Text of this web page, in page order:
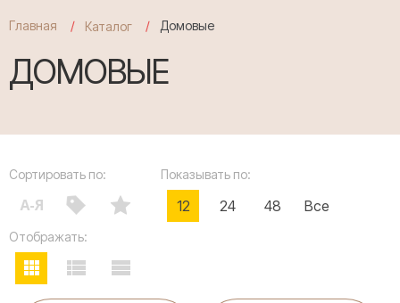
Главная Каталог Домовые
ДОМОВЫЕ
Сортировать по: Показывать по:
12 24 48 Все
Отображать: